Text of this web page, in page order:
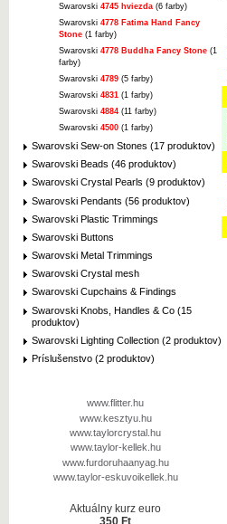
Swarovski 4745 hviezda (6 farby)
Swarovski 4778 Fatima Hand Fancy
Stone (1 farby)
Swarovski 4778 Buddha Fancy Stone (1
farby)
Swarovski 4789 (5 farby)
Swarovski 4831 (1 farby)
Swarovski 4884 (11 farby)
Swarovski 4500 (1 farby)
Swarovski Sew-on Stones (17 produktov)
Swarovski Beads (46 produktov)
Swarovski Crystal Pearls (9 produktov)
Swarovski Pendants (56 produktov)
Swarovski Plastic Trimmings
Swarovski Buttons
Swarovski Metal Trimmings
Swarovski Crystal mesh
Swarovski Cupchains & Findings
Swarovski Knobs, Handles & Co (15
produktov)
Swarovski Lighting Collection (2 produktov)
Príslušenstvo (2 produktov)
www.flitter.hu
www.kesztyu.hu
www.taylorcrystal.hu
www.taylor-kellek.hu
www.furdoruhaanyag.hu
www.taylor-eskuvoikellek.hu
Aktuálny kurz euro